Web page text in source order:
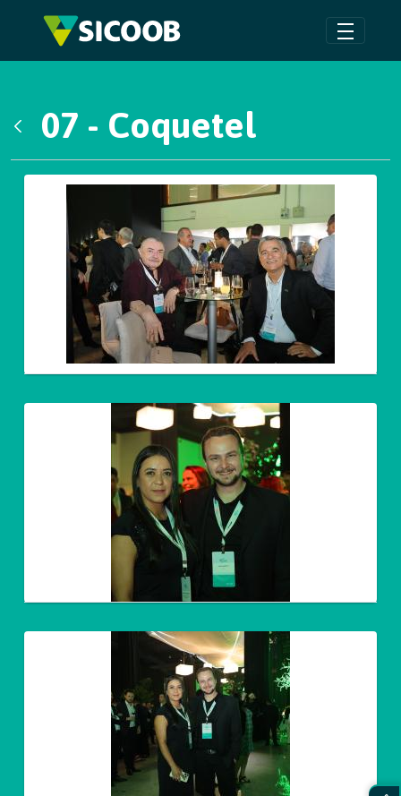
Pular para o Conteúdo principal
07 - Coquetel
Galeria de Mídias